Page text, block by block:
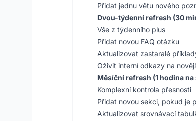
Přidat jednu větu nového
Dvou-týdenní refresh (30
Vše z týdenního plus
Přidat novou FAQ otázku
Aktualizovat zastaralé
Oživit interní odkazy na
Měsíční refresh (1 hodina
Komplexní kontrola přesnosti
Přidat novou sekci, pokud je
Aktualizovat srovnávací